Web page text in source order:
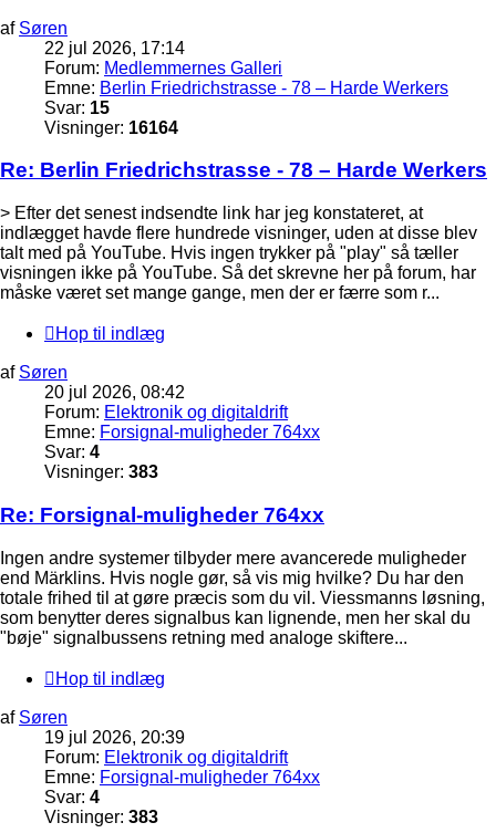
af Søren
22 jul 2026, 17:14
Forum: Medlemmernes Galleri
Emne: Berlin Friedrichstrasse - 78 – Harde Werkers
Svar: 15
Visninger: 16164
Re: Berlin Friedrichstrasse - 78 – Harde Werkers
> Efter det senest indsendte link har jeg konstateret, at
indlægget havde flere hundrede visninger, uden at disse blev
talt med på YouTube. Hvis ingen trykker på "play" så tæller
visningen ikke på YouTube. Så det skrevne her på forum, har
måske været set mange gange, men der er færre som r...
Hop til indlæg
af Søren
20 jul 2026, 08:42
Forum: Elektronik og digitaldrift
Emne: Forsignal-muligheder 764xx
Svar: 4
Visninger: 383
Re: Forsignal-muligheder 764xx
Ingen andre systemer tilbyder mere avancerede muligheder
end Märklins. Hvis nogle gør, så vis mig hvilke? Du har den
totale frihed til at gøre præcis som du vil. Viessmanns løsning,
som benytter deres signalbus kan lignende, men her skal du
"bøje" signalbussens retning med analoge skiftere...
Hop til indlæg
af Søren
19 jul 2026, 20:39
Forum: Elektronik og digitaldrift
Emne: Forsignal-muligheder 764xx
Svar: 4
Visninger: 383